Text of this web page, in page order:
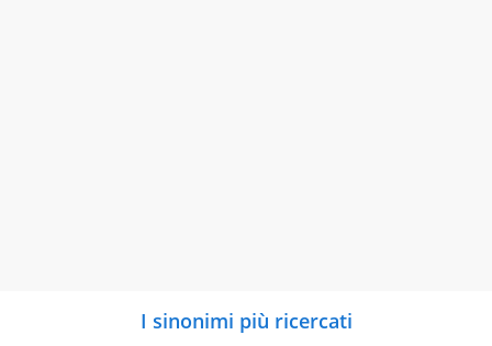
I sinonimi più ricercati